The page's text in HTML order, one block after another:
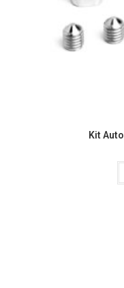
Kit